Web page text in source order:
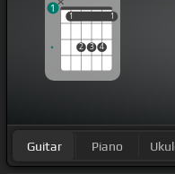
Ya no te[Gm]
no te olvidé
1
2 3 4
1
1 1
1
Guitar Piano